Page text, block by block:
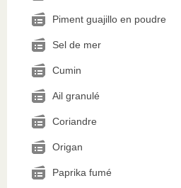
Piment guajillo en poudre
Sel de mer
Cumin
Ail granulé
Coriandre
Origan
Paprika fumé